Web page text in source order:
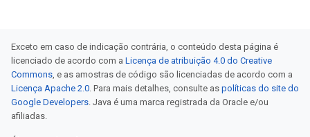
Exceto em caso de indicação contrária, o conteúdo desta página é
licenciado de acordo com a Licença de atribuição 4.0 do Creative
Commons, e as amostras de código são licenciadas de acordo com a
Licença Apache 2.0. Para mais detalhes, consulte as políticas do site do
Google Developers. Java é uma marca registrada da Oracle e/ou
afiliadas.